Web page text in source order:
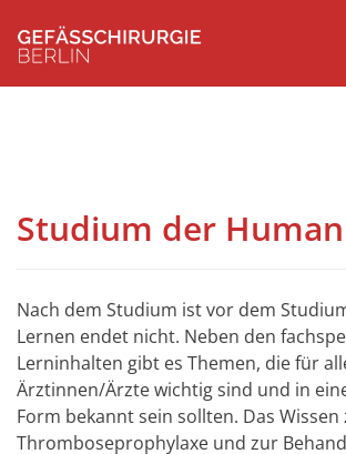
Studium der
Nach dem Studium ist vor dem
Lernen endet nicht. Neben den
Lerninhalten gibt es Themen, die für
Ärztinnen/Ärzte wichtig sind und in
Form bekannt sein sollten. Das Wissen
Thromboseprophylaxe und zur